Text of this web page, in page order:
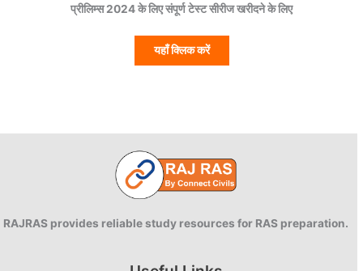
प्रीलिम्स 2024 के लिए संपूर्ण टेस्ट सीरीज खरीदने के लिए
यहाँ क्लिक करें
RAJRAS provides reliable study resources for RAS preparation.